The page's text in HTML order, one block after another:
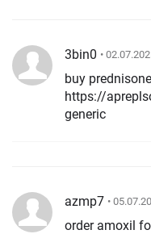
3bin0 •
buy
https://
generic
azmp7 •
order amoxil